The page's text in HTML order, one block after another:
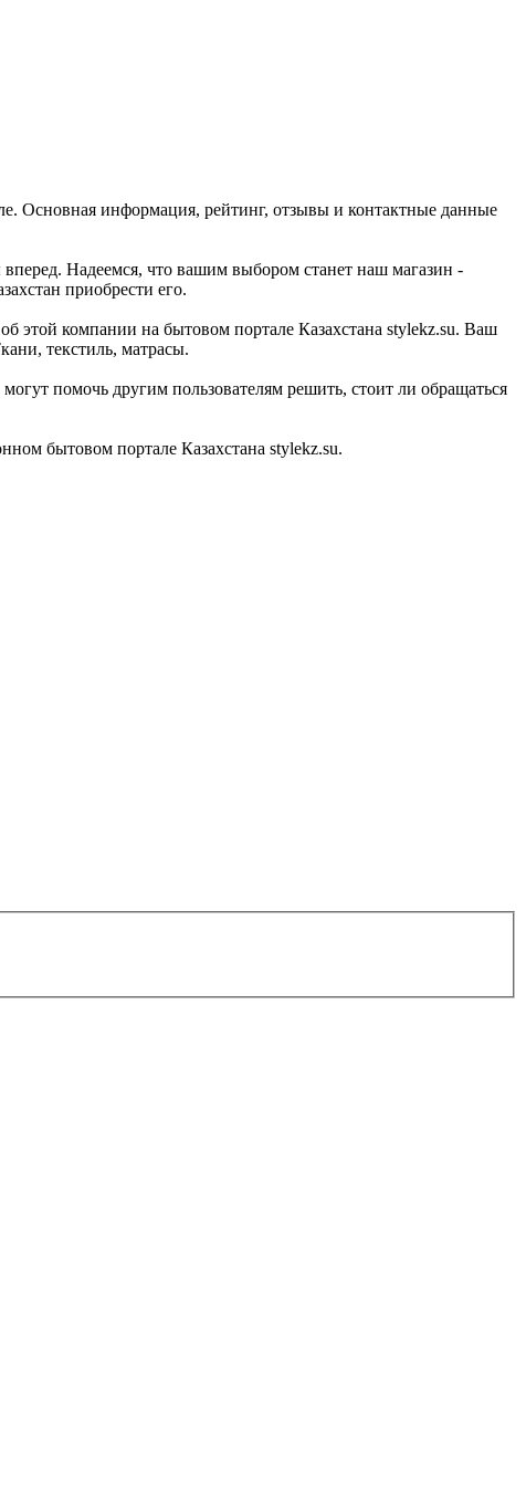
Основная информация, рейтинг, отзывы и контактные данные
Надеемся, что вашим выбором станет наш магазин -
приобрести его.
этой компании на бытовом портале Казахстана stylekz.su. Ваш
текстиль, матрасы.
помочь другим пользователям решить, стоит ли обращаться
бытовом портале Казахстана stylekz.su.